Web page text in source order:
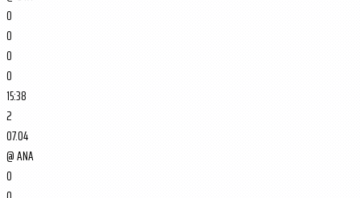
0
0
0
0
15:38
2
07.04
@ANA
0